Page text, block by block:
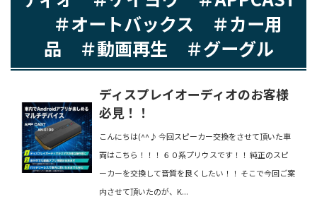
＃オートバックス ＃カー用
品 ＃動画再生 ＃グーグル
ディスプレイオーディオのお客様
必見！！
こんにちは(^^♪ 今回スピーカー交換をさせて頂いた車
両はこちら！！！ ６０系プリウスです！！ 純正のスピ
ーカーを交換して音質を良くしたい！！ そこで今回ご案
内させて頂いたのが、K...